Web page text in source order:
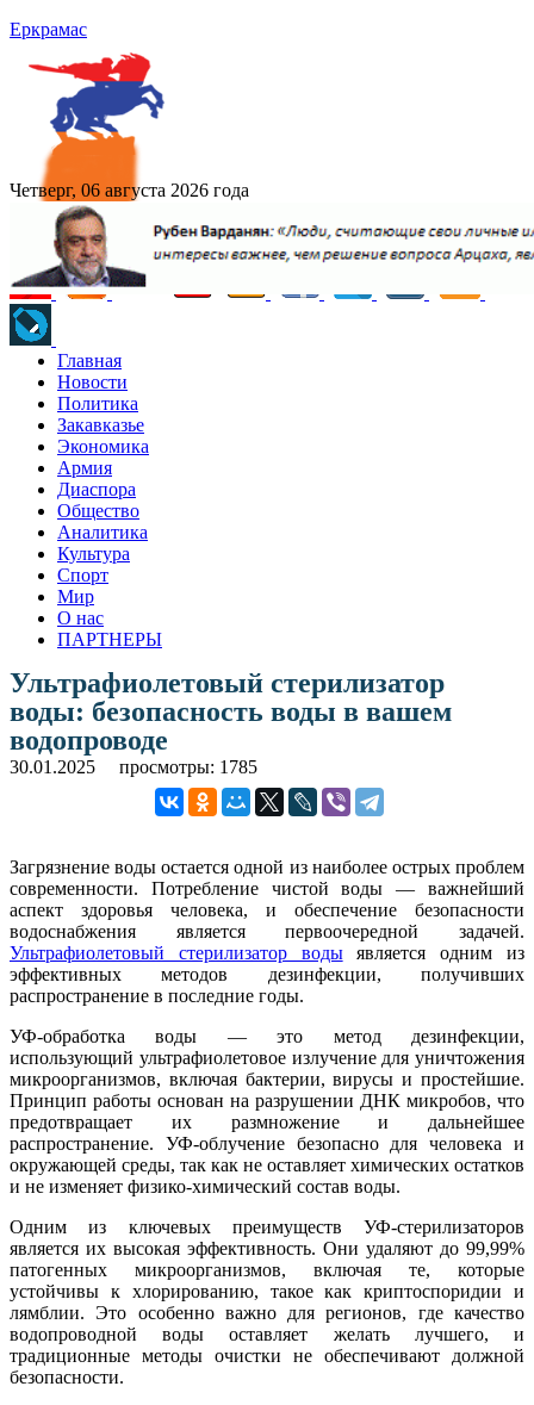
Еркрамас
Четверг, 06 августа 2026 года
Главная
Новости
Политика
Закавказье
Экономика
Армия
Диаспора
Общество
Аналитика
Культура
Спорт
Мир
О нас
ПАРТНЕРЫ
Ультрафиолетовый стерилизатор
воды: безопасность воды в вашем
водопроводе
30.01.2025 просмотры: 1785
Загрязнение воды остается одной из наиболее острых проблем
современности. Потребление чистой воды — важнейший
аспект здоровья человека, и обеспечение безопасности
водоснабжения является первоочередной задачей.
Ультрафиолетовый стерилизатор водыявляется одним из
эффективных методов дезинфекции, получивших
распространение в последние годы.
УФ-обработка воды — это метод дезинфекции,
использующий ультрафиолетовое излучение для уничтожения
микроорганизмов, включая бактерии, вирусы и простейшие.
Принцип работы основан на разрушении ДНК микробов, что
предотвращает их размножение и дальнейшее
распространение. УФ-облучение безопасно для человека и
окружающей среды, так как не оставляет химических остатков
и не изменяет физико-химический состав воды.
Одним из ключевых преимуществ УФ-стерилизаторов
является их высокая эффективность. Они удаляют до 99,99%
патогенных микроорганизмов, включая те, которые
устойчивы к хлорированию, такое как криптоспоридии и
лямблии. Это особенно важно для регионов, где качество
водопроводной воды оставляет желать лучшего, и
традиционные методы очистки не обеспечивают должной
безопасности.